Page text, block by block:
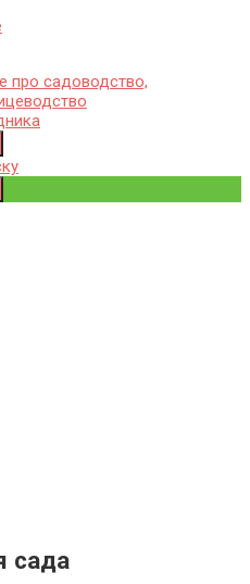
земледелие, фермерство и
фермерства и
сбор и хранение урожая.
и кустами. Полезные
сада